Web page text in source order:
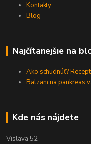
Kontakty
Blog
Najčítanejšie na
Ako schudnúť?
Balzam na pankreas
Kde nás nájdete
Vislava 52